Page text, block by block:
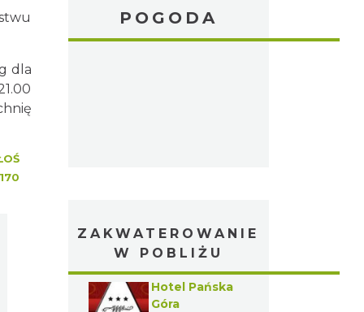
dla
170
POGODA
ZAKWATEROWANIE
W POBLIŻU
Hotel Pańska
Góra